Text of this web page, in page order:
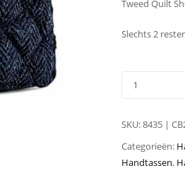
Tweed Quilt
Slechts 2
SKU:8435 |
Categorieën:
Handtassen,